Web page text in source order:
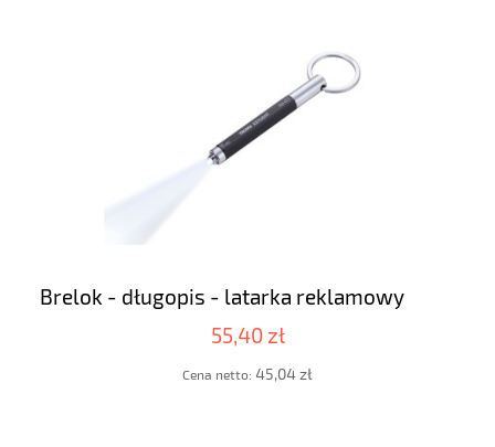
Brelok - długopis - latarka reklamowy
55,40 zł
Cena netto: 45,04 zł